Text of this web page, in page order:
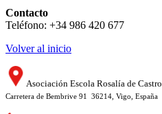
Contacto
Teléfono: +34 986 420 677
Volver al inicio
Asociación Escola Rosalía de Castro
Carretera de Bembrive 91 36214, Vigo, España